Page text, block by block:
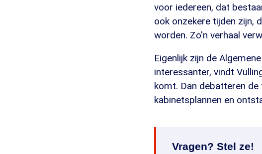
voor iedereen, dat
ook onzekere tijden zijn,
worden. Zo'n verhaal
Eigenlijk zijn de
interessanter, vindt
komt. Dan debatteren
kabinetsplannen en
Vragen? Stel ze!